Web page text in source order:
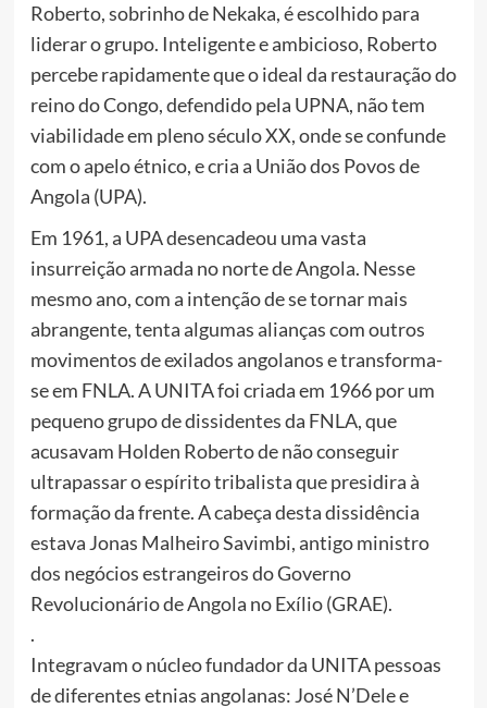
Roberto, sobrinho de Nekaka, é escolhido para
liderar o grupo. Inteligente e ambicioso, Roberto
percebe rapidamente que o ideal da restauração do
reino do Congo, defendido pela UPNA, não tem
viabilidade em pleno século XX, onde se confunde
com o apelo étnico, e cria a União dos Povos de
Angola (UPA).
Em 1961, a UPA desencadeou uma vasta
insurreição armada no norte de Angola. Nesse
mesmo ano, com a intenção de se tornar mais
abrangente, tenta algumas alianças com outros
movimentos de exilados angolanos e transforma-
se em FNLA. A UNITA foi criada em 1966 por um
pequeno grupo de dissidentes da FNLA, que
acusavam Holden Roberto de não conseguir
ultrapassar o espírito tribalista que presidira à
formação da frente. A cabeça desta dissidência
estava Jonas Malheiro Savimbi, antigo ministro
dos negócios estrangeiros do Governo
Revolucionário de Angola no Exílio (GRAE).
.
Integravam o núcleo fundador da UNITA pessoas
de diferentes etnias angolanas: José N’Dele e